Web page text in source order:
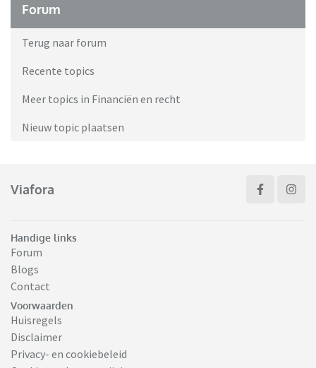
Forum
Terug naar forum
Recente topics
Meer topics in Financiën en recht
Nieuw topic plaatsen
Viafora
Handige links
Forum
Blogs
Contact
Voorwaarden
Huisregels
Disclaimer
Privacy- en cookiebeleid